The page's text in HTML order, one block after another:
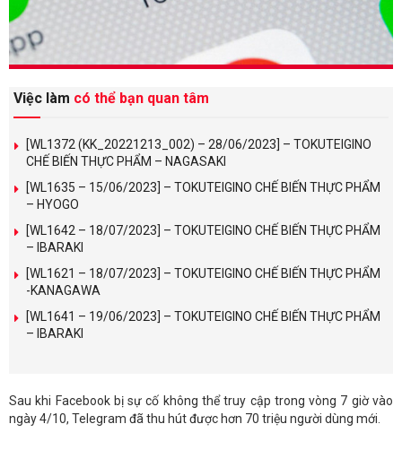
Việc làm có thể bạn quan tâm
[WL1372 (KK_20221213_002) – 28/06/2023] – TOKUTEIGINO
CHẾ BIẾN THỰC PHẨM – NAGASAKI
[WL1635 – 15/06/2023] – TOKUTEIGINO CHẾ BIẾN THỰC PHẨM
– HYOGO
[WL1642 – 18/07/2023] – TOKUTEIGINO CHẾ BIẾN THỰC PHẨM
– IBARAKI
[WL1621 – 18/07/2023] – TOKUTEIGINO CHẾ BIẾN THỰC PHẨM
-KANAGAWA
[WL1641 – 19/06/2023] – TOKUTEIGINO CHẾ BIẾN THỰC PHẨM
– IBARAKI
Sau khi Facebook bị sự cố không thể truy cập trong vòng 7 giờ vào
ngày 4/10, Telegram đã thu hút được hơn 70 triệu người dùng mới.